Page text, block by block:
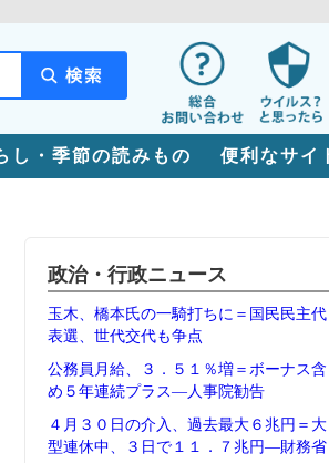
し・季節の読みもの 便利なサイ
政治・行政ニュース
玉木、橋本氏の一騎打ちに＝国民民主代
表選、世代交代も争点
公務員月給、３．５１％増＝ボーナス含
め５年連続プラス―人事院勧告
４月３０日の介入、過去最大６兆円＝大
型連休中、３日で１１．７兆円―財務省